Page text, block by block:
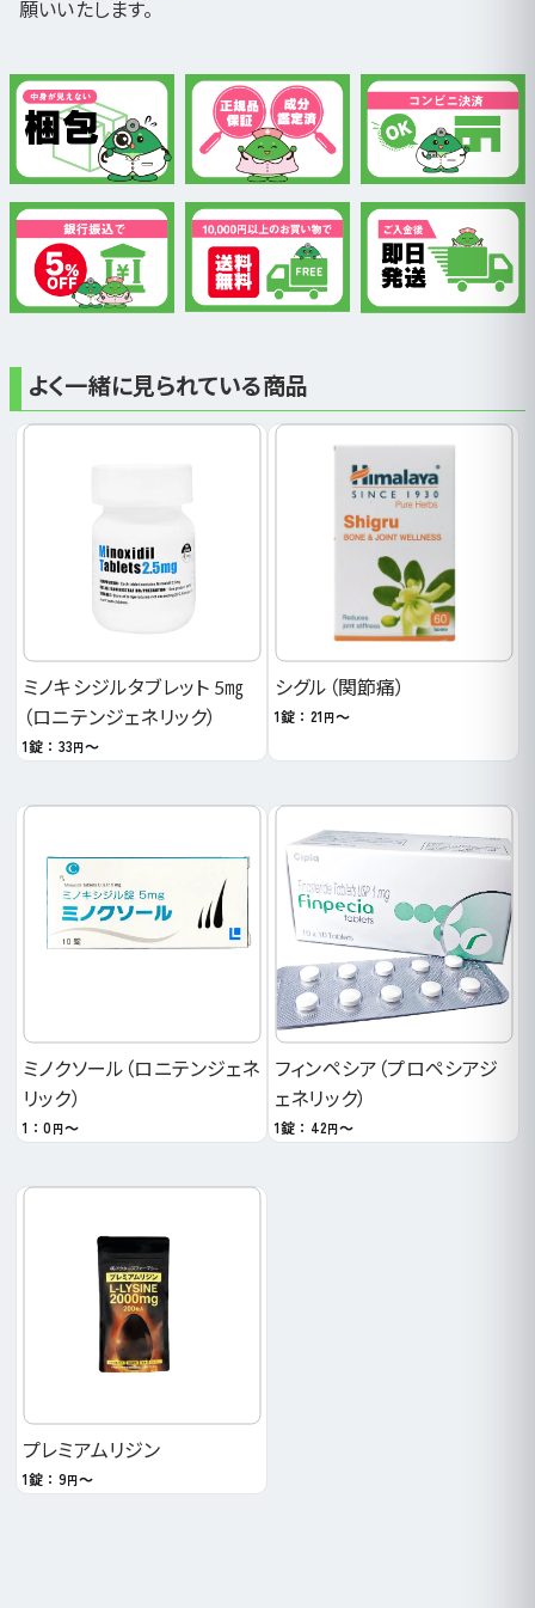
願いいたします。
よく一緒に見られている商品
ミノキシジルタブレット 5㎎
（ロニテンジェネリック）
1錠：33円～
シグル（関節痛）
1錠：21 円～
ミノクソール（ロニテンジェネ
リック）
1：0 円～
フィンペシア（プロペシアジ
ェネリック）
1錠：42円～
プレミアムリジン
1錠：9円～